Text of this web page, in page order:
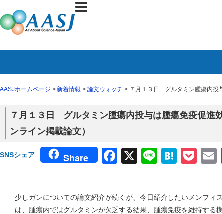
AASJホームページ > 新着情報 > 論文ウォッチ > ７月１３日 グルタミン腫瘍内投
７月１３日 グルタミン腫瘍内投与は腫瘍免疫促進
ンライン掲載論文）
SNSシェア Share Facebook
X Line
少しガンについての論文紹介が続くが、今日紹介したいメンフィ
は、腫瘍内ではグルタミンが欠乏する結果、腫瘍免疫を維持する